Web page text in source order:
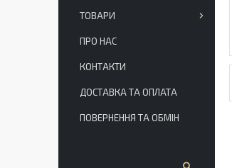
ТОВАРИ
ПРО НАС
КОНТАКТИ
ДОСТАВКА ТА ОПЛАТА
ПОВЕРНЕННЯ ТА ОБМІН